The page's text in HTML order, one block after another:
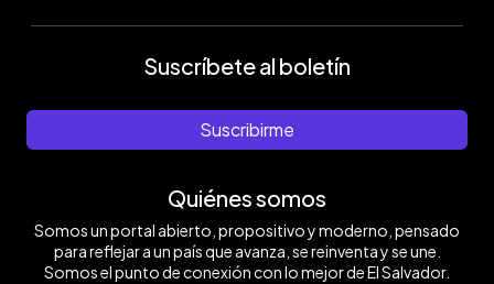
Suscríbete al boletín
Suscribirme
Quiénes somos
Somos un portal abierto, propositivo y moderno, pensado
para reflejar a un país que avanza, se reinventa y se une.
Somos el punto de conexión con lo mejor de El Salvador.